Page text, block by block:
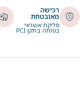
רכישה
מאובטחת
סליקת אשראי
בטוחה בתקן PCI